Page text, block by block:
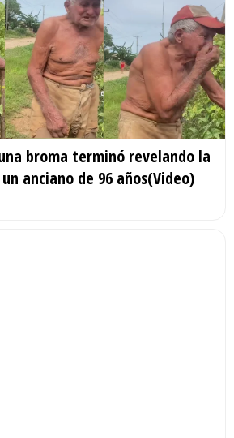
broma terminó revelando la
anciano de 96 años(Video)